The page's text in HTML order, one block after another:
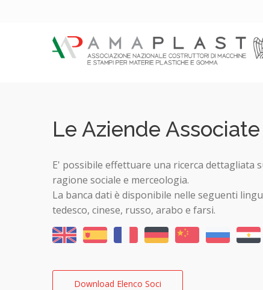
Le Aziende Associate
E' possibile effettuare una ricerca dettagliata
ragione sociale e merceologia.
La banca dati è disponibile nelle seguenti
tedesco, cinese, russo, arabo e farsi.
Download Elenco Soci